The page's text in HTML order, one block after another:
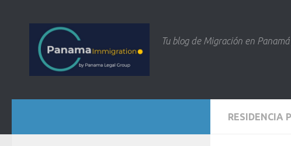
Tu blog de Migración en
RESIDENCIA